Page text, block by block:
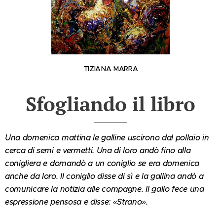
TIZIANA MARRA
Sfogliando il libro
Una domenica mattina le galline uscirono dal pollaio in
cerca di semi e vermetti. Una di loro andò fino alla
conigliera e domandò a un coniglio se era domenica
anche da loro. Il coniglio disse di sì e la gallina andò a
comunicare la notizia alle compagne. Il gallo fece una
espressione pensosa e disse: «Strano».